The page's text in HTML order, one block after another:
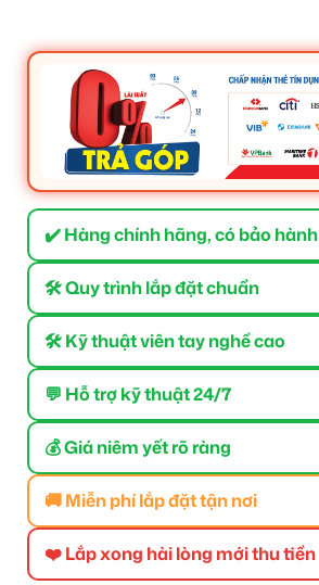
✔️ Hàng chính hãng, có bảo hành
🛠 Quy trình lắp đặt chuẩn
🛠 Kỹ thuật viên tay nghề cao
💬 Hỗ trợ kỹ thuật 24/7
💰 Giá niêm yết rõ ràng
🚚 Miễn phí lắp đặt tận nơi
❤️ Lắp xong hài lòng mới thu tiền